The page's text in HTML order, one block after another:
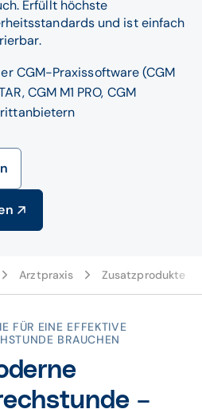
Erfüllt höchste
und ist einfach
CGM-Praxissoftware (CGM
CGM M1 PRO, CGM
Arztpraxis Zusatzprodukte
FÜR EINE EFFEKTIVE
BRAUCHEN
–